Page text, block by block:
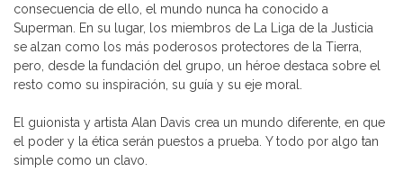
consecuencia de ello, el mundo nunca ha conocido a
Superman. En su lugar, los miembros de La Liga de la Justicia
se alzan como los más poderosos protectores de la Tierra,
pero, desde la fundación del grupo, un héroe destaca sobre el
resto como su inspiración, su guía y su eje moral.
El guionista y artista Alan Davis crea un mundo diferente, en que
el poder y la ética serán puestos a prueba. Y todo por algo tan
simple como un clavo.